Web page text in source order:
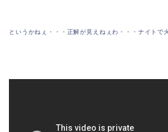
というかねぇ・・・正解が見えねぇわ・・・ナイトで